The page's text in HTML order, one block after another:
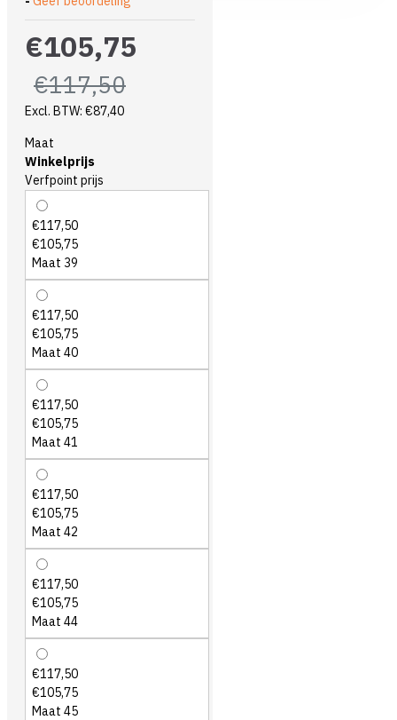
€105,75
€117,50
Excl. BTW: €87,40
Maat
Winkelprijs
Verfpoint prijs
€117,50
€105,75
Maat 39
€117,50
€105,75
Maat 40
€117,50
€105,75
Maat 41
€117,50
€105,75
Maat 42
€117,50
€105,75
Maat 44
€117,50
€105,75
Maat 45